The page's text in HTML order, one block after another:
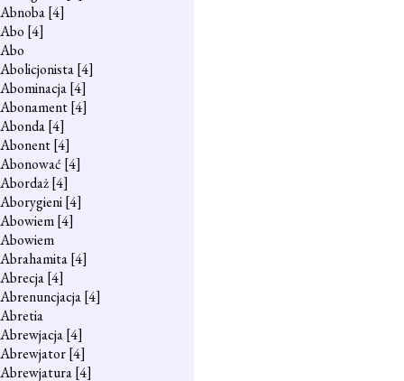
Abnoba[4]
Abo [4]
Abo
Abolicjonista[4]
Abominacja[4]
Abonament[4]
Abonda[4]
Abonent[4]
Abonować [4]
Abordaż[4]
Aborygieni[4]
Abowiem[4]
Abowiem
Abrahamita[4]
Abrecja[4]
Abrenuncjacja[4]
Abretia
Abrewjacja[4]
Abrewjator[4]
Abrewjatura[4]